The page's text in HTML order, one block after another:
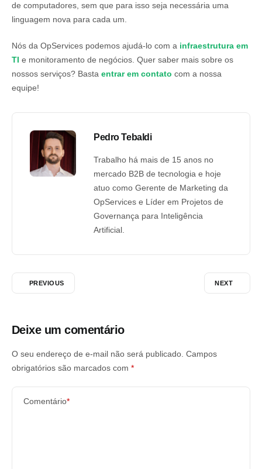
de computadores, sem que para isso seja necessária uma
linguagem nova para cada um.
Nós da OpServices podemos ajudá-lo com a infraestrutura em
TI e monitoramento de negócios. Quer saber mais sobre os
nossos serviços? Basta entrar em contato com a nossa
equipe!
Pedro Tebaldi
Trabalho há mais de 15 anos no
mercado B2B de tecnologia e hoje
atuo como Gerente de Marketing da
OpServices e Líder em Projetos de
Governança para Inteligência
Artificial.
PREVIOUS NEXT
Deixe um comentário
O seu endereço de e-mail não será publicado. Campos
obrigatórios são marcados com *
Comentário*